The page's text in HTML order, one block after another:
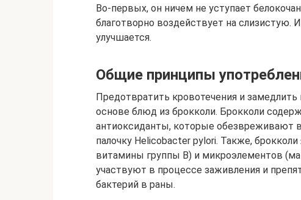
Во-первых, он ничем не уступает
благотворно воздействует на слизистую.
улучшается.
Общие принципы
Предотвратить кровотечения и
основе блюд из брокколи. Брокколи
антиоксиданты, которые обезвреживают
палочку Helicobacter pylori. Также,
витамины группы В) и микроэлементов
участвуют в процессе заживления и
бактерий в раны.